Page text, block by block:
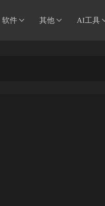
软件 其他 AI工具